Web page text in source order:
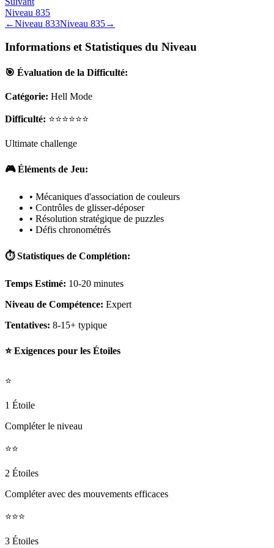
Niveau 835
←Niveau 833Niveau 835→
Informations et Statistiques du Niveau
🎯 Évaluation de la Difficulté:
Catégorie: Hell Mode
Difficulté: ⭐⭐⭐⭐⭐⭐
Ultimate challenge
🎮 Éléments de Jeu:
• Mécaniques d'association de couleurs
• Contrôles de glisser-déposer
• Résolution stratégique de puzzles
• Défis chronométrés
⏱️ Statistiques de Complétion:
Temps Estimé: 10-20 minutes
Niveau de Compétence: Expert
Tentatives: 8-15+ typique
⭐ Exigences pour les Étoiles
⭐
1 Étoile
Compléter le niveau
⭐⭐
2 Étoiles
Compléter avec des mouvements efficaces
⭐⭐⭐
3 Étoiles